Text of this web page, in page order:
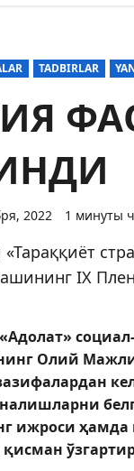
TADBIRLAR
2022 1 минуты
«Тараққиёт
IX
Олий
ижроси
қисман